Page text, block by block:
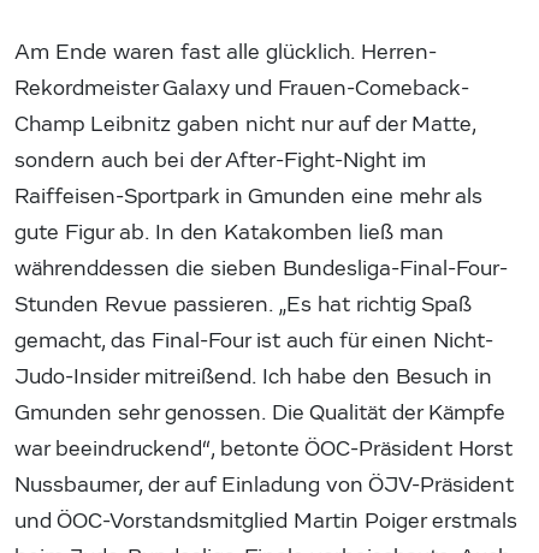
Am Ende waren fast alle glücklich. Herren-
Rekordmeister Galaxy und Frauen-Comeback-
Champ Leibnitz gaben nicht nur auf der Matte,
sondern auch bei der After-Fight-Night im
Raiffeisen-Sportpark in Gmunden eine mehr als
gute Figur ab. In den Katakomben ließ man
währenddessen die sieben Bundesliga-Final-Four-
Stunden Revue passieren. „Es hat richtig Spaß
gemacht, das Final-Four ist auch für einen Nicht-
Judo-Insider mitreißend. Ich habe den Besuch in
Gmunden sehr genossen. Die Qualität der Kämpfe
war beeindruckend“, betonte ÖOC-Präsident Horst
Nussbaumer, der auf Einladung von ÖJV-Präsident
und ÖOC-Vorstandsmitglied Martin Poiger erstmals